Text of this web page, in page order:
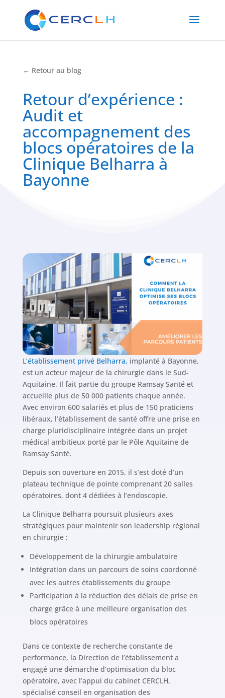
← Retour au blog
Retour d’expérience :
Audit et
accompagnement des
blocs opératoires de la
Clinique Belharra à
Bayonne
L’établissement privé Belharra, implanté à Bayonne,
est un acteur majeur de la chirurgie dans le Sud-
Aquitaine. Il fait partie du groupe Ramsay Santé et
accueille plus de 50 000 patients chaque année.
Avec environ 600 salariés et plus de 150 praticiens
libéraux, l’établissement de santé offre une prise en
charge pluridisciplinaire intégrée dans un projet
médical ambitieux porté par le Pôle Aquitaine de
Ramsay Santé.
Depuis son ouverture en 2015, il s’est doté d’un
plateau technique de pointe comprenant 20 salles
opératoires, dont 4 dédiées à l’endoscopie.
La Clinique Belharra poursuit plusieurs axes
stratégiques pour maintenir son leadership régional
en chirurgie :
Développement de la chirurgie ambulatoire
Intégration dans un parcours de soins coordonné
avec les autres établissements du groupe
Participation à la réduction des délais de prise en
charge grâce à une meilleure organisation des
blocs opératoires
Dans ce contexte de recherche constante de
performance, la Direction de l’établissement a
engagé une démarche d’optimisation du bloc
opératoire, avec l’appui du cabinet CERCLH,
spécialisé conseil en organisation des